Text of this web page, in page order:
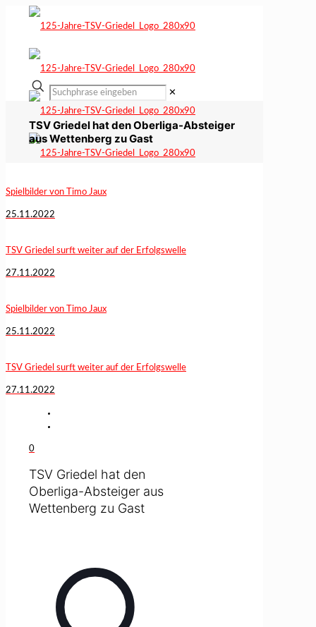
✕
TSV Griedel hat den Oberliga-Absteiger
aus Wettenberg zu Gast
Spielbilder von Timo Jaux
25.11.2022
TSV Griedel surft weiter auf der Erfolgswelle
27.11.2022
Spielbilder von Timo Jaux
25.11.2022
TSV Griedel surft weiter auf der Erfolgswelle
27.11.2022
0
TSV Griedel hat den
Oberliga-Absteiger aus
Wettenberg zu Gast